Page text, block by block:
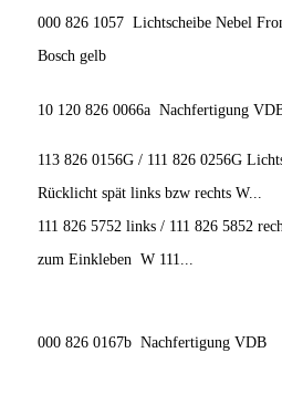
000 826 1057 Lichtscheibe Nebel
Bosch gelb
10 120 826 0066a Nachfertigung
113 826 0156G / 111 826 0256G
Rücklicht spät links bzw rechts W...
111 826 5752 links / 111 826 5852
zum Einkleben W 111...
000 826 0167b Nachfertigung VDB